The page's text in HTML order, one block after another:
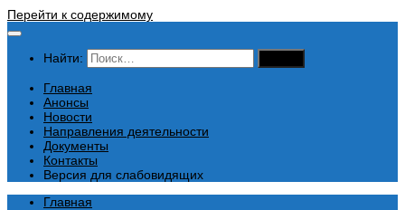
Перейти к содержимому
Найти:
Главная
Анонсы
Новости
Направления деятельности
Документы
Контакты
Версия для слабовидящих
Главная